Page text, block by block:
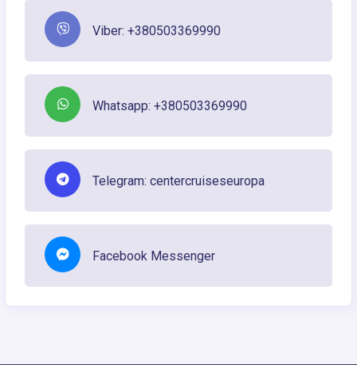
Viber: +380503369990
Whatsapp: +380503369990
Telegram: centercruiseseuropa
Facebook Messenger